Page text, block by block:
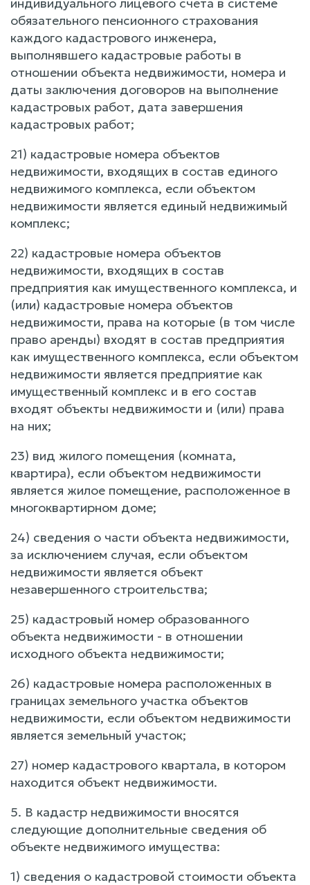
обязательного пенсионного страхования
каждого кадастрового инженера,
выполнявшего кадастровые работы в
отношении объекта недвижимости, номера и
даты заключения договоров на выполнение
кадастровых работ, дата завершения
кадастровых работ;
21) кадастровые номера объектов
недвижимости, входящих в состав единого
недвижимого комплекса, если объектом
недвижимости является единый недвижимый
комплекс;
22) кадастровые номера объектов
недвижимости, входящих в состав
предприятия как имущественного комплекса, и
(или) кадастровые номера объектов
недвижимости, права на которые (в том числе
право аренды) входят в состав предприятия
как имущественного комплекса, если объектом
недвижимости является предприятие как
имущественный комплекс и в его состав
входят объекты недвижимости и (или) права
на них;
23) вид жилого помещения (комната,
квартира), если объектом недвижимости
является жилое помещение, расположенное в
многоквартирном доме;
24) сведения о части объекта недвижимости,
за исключением случая, если объектом
недвижимости является объект
незавершенного строительства;
25) кадастровый номер образованного
объекта недвижимости - в отношении
исходного объекта недвижимости;
26) кадастровые номера расположенных в
границах земельного участка объектов
недвижимости, если объектом недвижимости
является земельный участок;
27) номер кадастрового квартала, в котором
находится объект недвижимости.
5. В кадастр недвижимости вносятся
следующие дополнительные сведения об
объекте недвижимого имущества:
1) сведения о кадастровой стоимости объекта